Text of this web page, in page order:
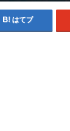
はてブ